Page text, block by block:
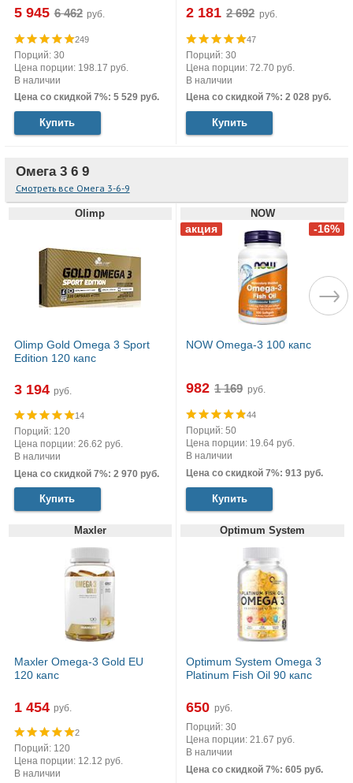
5 945 руб.
249
Порций: 30
Цена порции: 198.17 руб.
В наличии
Цена со скидкой 7%: 5 529 руб.
Купить
2 181 руб.
47
Порций: 30
Цена порции: 72.70 руб.
В наличии
Цена со скидкой 7%: 2 028 руб.
Купить
Омега 3 6 9
Смотреть все Омега 3-6-9
Olimp
Olimp Gold Omega 3 Sport
Edition 120 капс
3 194 руб.
14
Порций: 120
Цена порции: 26.62 руб.
В наличии
Цена со скидкой 7%: 2 970 руб.
Купить
NOW
NOW Omega-3 100 капс
982 руб.
44
Порций: 50
Цена порции: 19.64 руб.
В наличии
Цена со скидкой 7%: 913 руб.
Купить
Maxler
Maxler Omega-3 Gold EU
120 капс
1 454 руб.
2
Порций: 120
Цена порции: 12.12 руб.
В наличии
Optimum System
Optimum System Omega 3
Platinum Fish Oil 90 капс
650 руб.
Порций: 30
Цена порции: 21.67 руб.
В наличии
Цена со скидкой 7%: 605 руб.